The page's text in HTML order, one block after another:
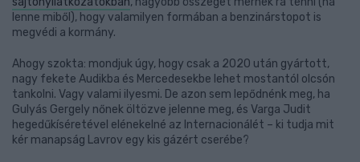
lenne miből), hogy valamilyen formában a benzinárstopot is
megvédi a kormány.
Ahogy szokta: mondjuk úgy, hogy csak a 2020 után gyártott,
nagy fekete Audikba és Mercedesekbe lehet mostantól olcsón
tankolni. Vagy valami ilyesmi. De azon sem lepődnénk meg, ha
Gulyás Gergely nőnek öltözve jelenne meg, és Varga Judit
hegedűkíséretével elénekelné az Internacionálét – ki tudja mit
kér manapság Lavrov egy kis gázért cserébe?